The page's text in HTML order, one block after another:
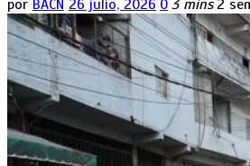
por BACN 26 julio, 2026 0 3 mins 2